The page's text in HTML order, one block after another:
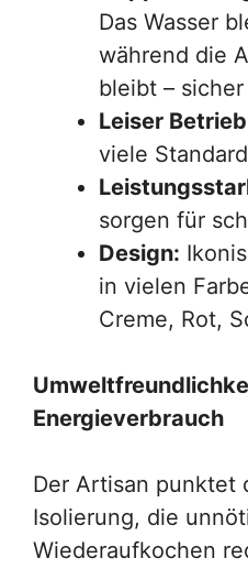
Das Wasser
während die
bleibt –
Leiser
viele
sorgen für
Design:
in vielen
Creme, Rot,
Energieverbrauch
Der Artisan punktet
Isolierung, die
Wiederaufkochen